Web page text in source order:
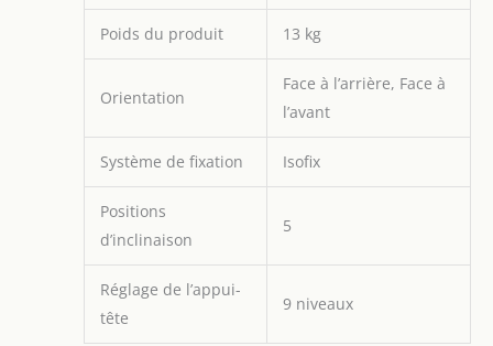
Poids du produit 13 kg
Orientation
Face à l’arrière, Face à
l’avant
Système de fixation Isofix
Positions
d’inclinaison
5
Réglage de l’appui-
tête
9 niveaux